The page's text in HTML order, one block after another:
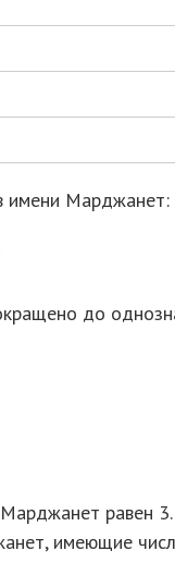
имени Марджанет:
до
равен
имеющие